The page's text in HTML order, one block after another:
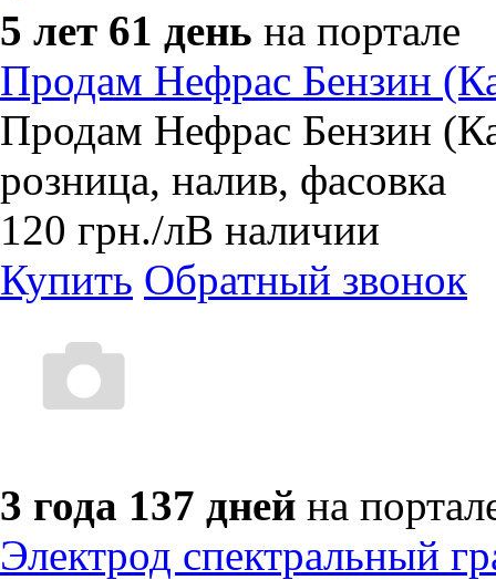
5 лет 61 день на портале
​Продам Нефрас Бензин
Продам Нефрас Бензин
розница, налив, фасовка
120 грн./лВ наличии
Купить Обратный звонок
3 года 137 дней на
Электрод спектральный